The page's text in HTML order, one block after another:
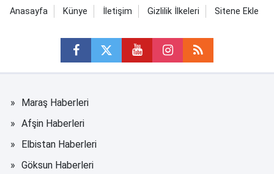
Anasayfa Künye İletişim Gizlilik İlkeleri Sitene Ekle
Maraş Haberleri
Afşin Haberleri
Elbistan Haberleri
Göksun Haberleri